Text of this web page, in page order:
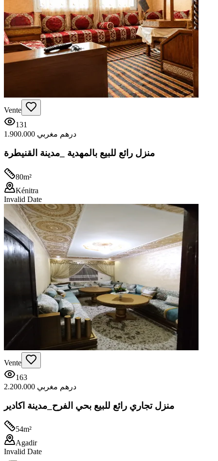
Vente
131
1.900.000 درهم مغربي
منزل رائع للبيع بالمهدية _مدينة القنيطرة
80m²
Kénitra
Invalid Date
Vente
163
2.200.000 درهم مغربي
منزل تجاري رائع للبيع بحي الفرح_مدينة اكادير
54m²
Agadir
Invalid Date